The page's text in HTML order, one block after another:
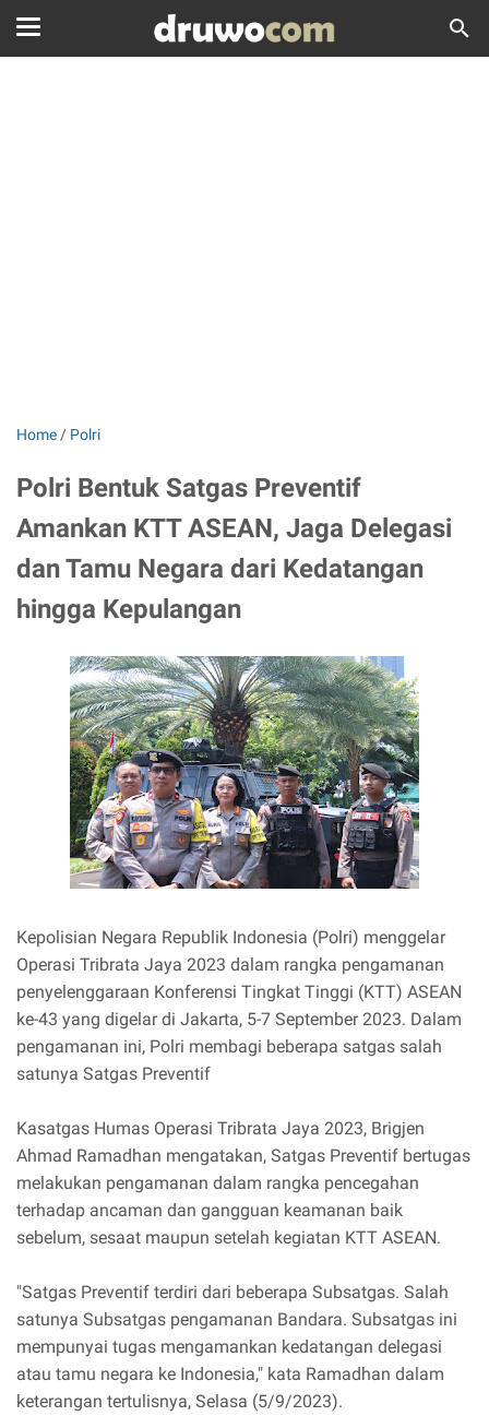
Home / Polri
Polri Bentuk Satgas Preventif
Amankan KTT ASEAN, Jaga Delegasi
dan Tamu Negara dari Kedatangan
hingga Kepulangan
Kepolisian Negara Republik Indonesia (Polri) menggelar
Operasi Tribrata Jaya 2023 dalam rangka pengamanan
penyelenggaraan Konferensi Tingkat Tinggi (KTT) ASEAN
ke-43 yang digelar di Jakarta, 5-7 September 2023. Dalam
pengamanan ini, Polri membagi beberapa satgas salah
satunya Satgas Preventif
Kasatgas Humas Operasi Tribrata Jaya 2023, Brigjen
Ahmad Ramadhan mengatakan, Satgas Preventif bertugas
melakukan pengamanan dalam rangka pencegahan
terhadap ancaman dan gangguan keamanan baik
sebelum, sesaat maupun setelah kegiatan KTT ASEAN.
"Satgas Preventif terdiri dari beberapa Subsatgas. Salah
satunya Subsatgas pengamanan Bandara. Subsatgas ini
mempunyai tugas mengamankan kedatangan delegasi
atau tamu negara ke Indonesia," kata Ramadhan dalam
keterangan tertulisnya, Selasa (5/9/2023).